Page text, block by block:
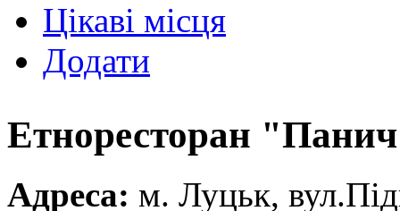
Цікаві місця
Додати
Етноресторан
Адреса: м. Луцьк,